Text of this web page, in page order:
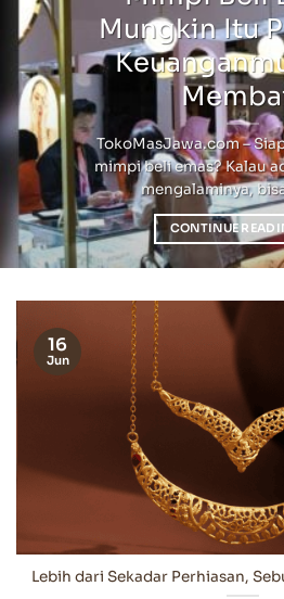
Mungkin Itu
TokoMasJawa.com –
mimpi beli emas? Kalau
mengalaminya,
CONTINUE
Lebih dari Sekadar Perhiasan,
16
Jun